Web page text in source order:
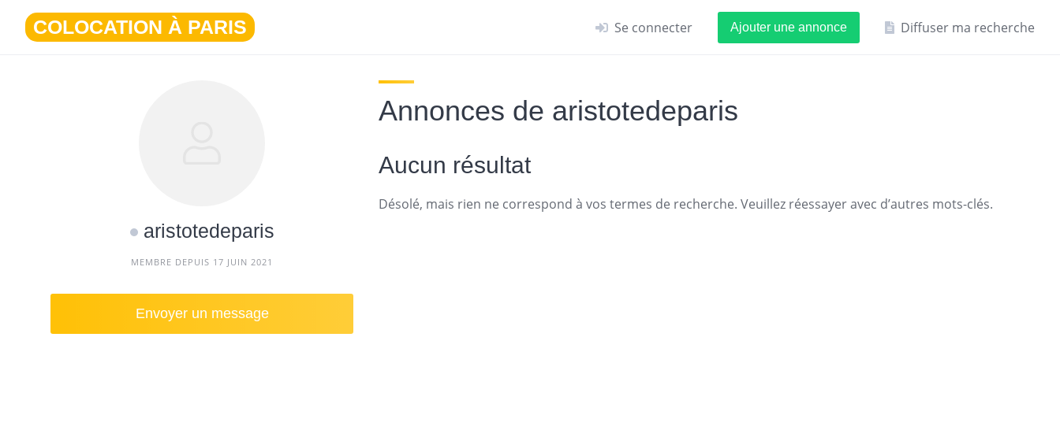
contenu
COLOCATION À PARIS Se connecter Ajouter une annonce Diffuser ma recherche
aristotedeparis
MEMBRE DEPUIS 17 JUIN 2021
Envoyer un message
Annonces de aristotedeparis
Aucun résultat
Désolé, mais rien ne correspond à vos termes de recherche. Veuillez réessayer avec d’autres mots-clés.